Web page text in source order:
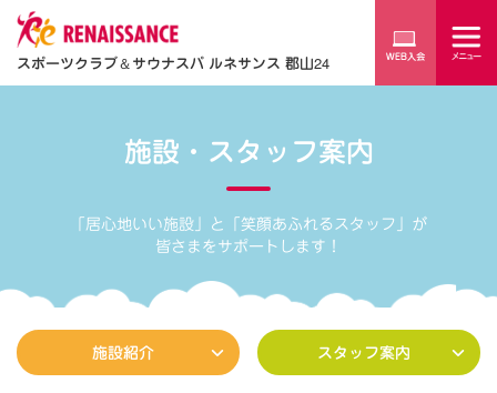
スポーツクラブ＆サウナスパ ルネサンス 郡山24
施設・スタッフ案内
「居心地いい施設」と「笑顔あふれるスタッフ」が
皆さまをサポートします！
施設紹介 スタッフ案内